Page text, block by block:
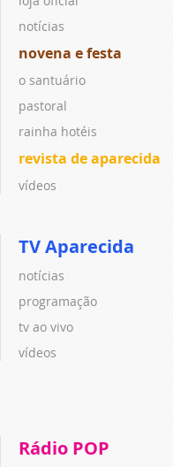
notícias
novena e festa
o santuário
pastoral
rainha hotéis
revista de aparecida
vídeos
TV Aparecida
notícias
programação
tv ao vivo
vídeos
Rádio POP